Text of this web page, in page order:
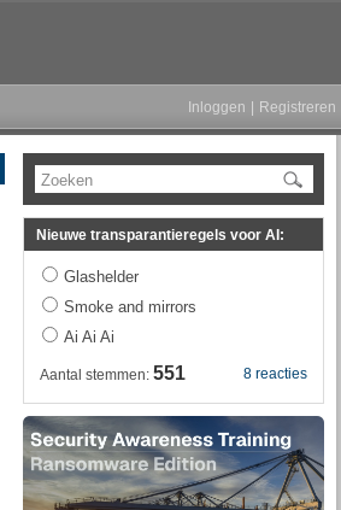
Inloggen Registreren
Zoeken
Nieuwe transparantieregels voor AI:
Glashelder
Smoke and mirrors
Ai Ai Ai
8 reacties
Aantal stemmen: 551